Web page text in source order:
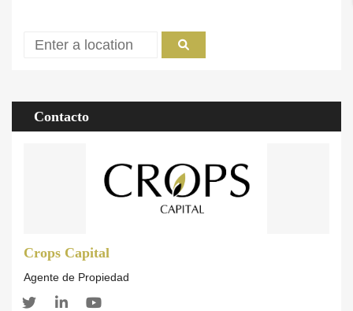
Contacto
Crops Capital
Agente de Propiedad